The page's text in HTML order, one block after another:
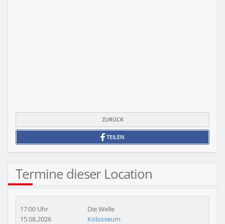
ZURÜCK
TEILEN
Termine dieser Location
17:00 Uhr
15.08.2026
Die Welle
Kolosseum